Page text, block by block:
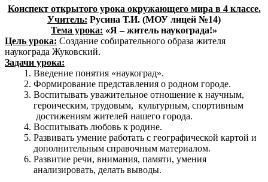
Конспект открытого урока окружающего мира в 4 классе.
Учитель: Русина Т.И. (МОУ лицей №14)
Тема урока: «Я – житель наукограда!»
Цель урока: Создание собирательного образа жителя
наукограда Жуковский.
Задачи урока:
Введение понятия «наукоград».
Формирование представления о родном городе.
Воспитывать уважительное отношение к научным,
героическим, трудовым, культурным, спортивным
достижениям жителей нашего города.
Воспитывать любовь к родине.
Развивать умение работать с географической картой и
дополнительным справочным материалом.
Развитие речи, внимания, памяти, умения
анализировать, делать выводы.